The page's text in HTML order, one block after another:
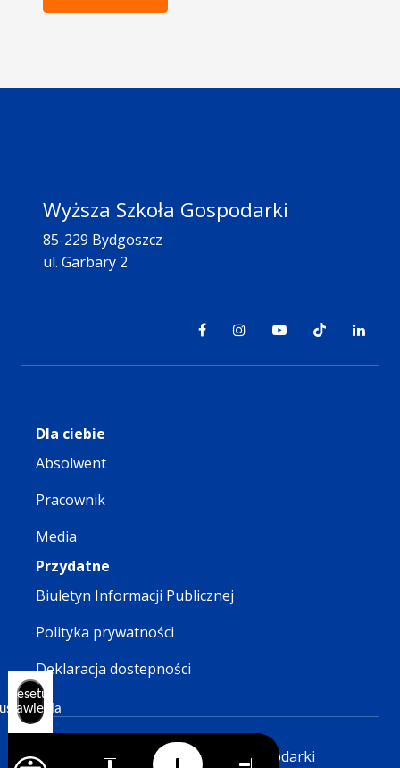
Wyższa Szkoła Gospodarki
85-229 Bydgoszcz
ul. Garbary 2
Dla ciebie
Absolwent
Pracownik
Media
Przydatne
Biuletyn Informacji Publicznej
Polityka prywatności
Deklaracja dostepności
© 2026 Wyższa Szkoła Gospodarki
Resetuj
ustawienia